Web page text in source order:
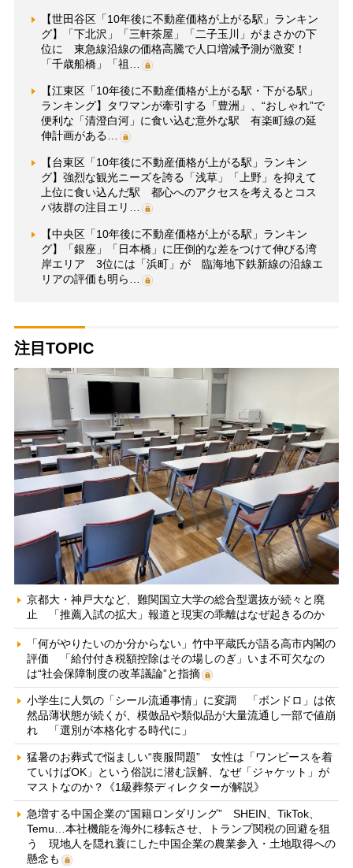
【世田谷区「10年後に不動産価格が上がる駅」ランキン
グ】「下北沢」「三軒茶屋」「二子玉川」がまさかの下
位に 東急線沿線の価格高騰で人口増減予測が激変！
「千歳船橋」「祖…
【江東区「10年後に不動産価格が上がる駅・下がる駅」
ランキング】タワマンが牽引する「豊洲」、“おしゃれ”で
便利な「清澄白河」に食い込む意外な駅 有楽町線の延
伸計画がある…
【台東区「10年後に不動産価格が上がる駅」ランキン
グ】強烈な観光ニーズを誇る「浅草」「上野」を抑えて
上位に食い込んだ駅 都心へのアクセスを考えるとコス
パ抜群の注目エリ…
【中央区「10年後に不動産価格が上がる駅」ランキン
グ】「銀座」「日本橋」に圧倒的な差をつけて伸びる湾
岸エリア 3位には「浜町」が 臨海地下鉄新線の沿線エ
リアの評価も明ら…
注目TOPIC
京都大・神戸大など、難関国立大学の総合型選抜が続々と廃
止 「推薦入試の拡大」報道と現実の乖離はなぜ起きるのか
「何がやりたいのか分からない」竹中平蔵氏が語る高市内閣の
評価 「給付付き税額控除はその場しのぎ」いま不可欠なの
は“社会保障制度の改革議論”と指摘
小学生に人気の「シール流通事情」に変調 「ボンドロ」は依
然品薄状態が続くが、模倣品や類似品が大量流通し一部で値崩
れ 「選別が本格化する時代に」
猛暑のお葬式で悩ましい“喪服問題” 女性は「ワンピースを着
ていけばOK」という俗説に潜む誤解、なぜ「ジャケット」が
マストなのか？《1級葬祭ディレクターが解説》
急増する中国企業の“国籍ロンダリング” SHEIN、TikTok、
Temu…本社機能を海外に移転させ、トランプ関税の回避を狙
う 現地人を隠れ蓑にした中国企業の農業参入・土地取得への
懸念も